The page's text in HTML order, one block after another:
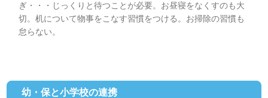
ぎ・・・じっくりと待つことが必要。お昼寝をなくすのも大
切。机について物事をこなす習慣をつける。お掃除の習慣も
怠らない。
幼・保と小学校の連携